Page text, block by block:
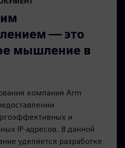
— это
мышление в
компания Arm
и
IP-адресов. В данной
уделяется разработке